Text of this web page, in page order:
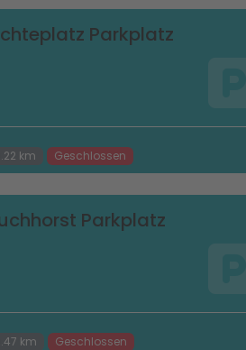
Parkplatz
km Geschlossen
Parkplatz
km Geschlossen